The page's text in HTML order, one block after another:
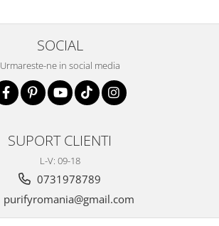
SOCIAL
Urmareste-ne in social media
SUPORT CLIENTI
L-V: 09-18
0731978789
purifyromania@gmail.com